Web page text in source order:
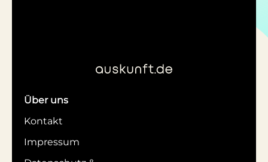
Über uns
Kontakt
Impressum